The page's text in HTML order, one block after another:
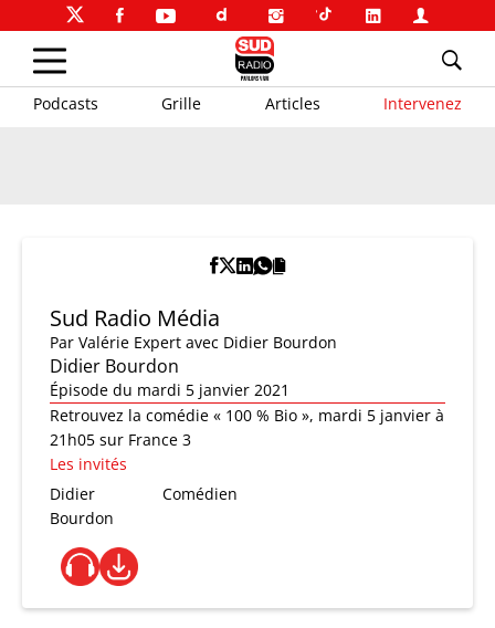
Podcasts Grille Articles Intervenez
Sud Radio Média
Par Valérie Expert avec Didier Bourdon
Didier Bourdon
Épisode du mardi 5 janvier 2021
Retrouvez la comédie « 100 % Bio », mardi 5 janvier à
21h05 sur France 3
Les invités
Didier
Bourdon
Comédien